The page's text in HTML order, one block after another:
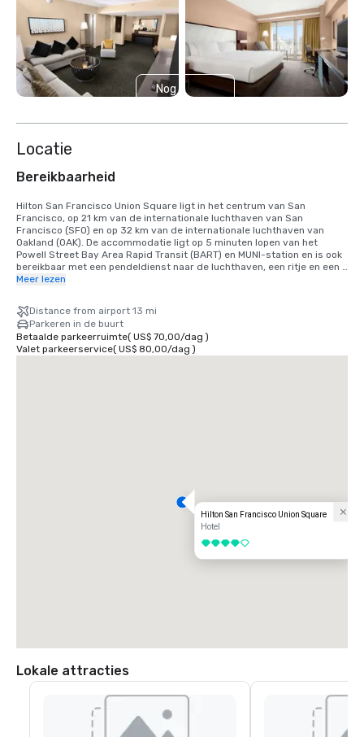
Nog 6
Locatie
Bereikbaarheid
Hilton San Francisco Union Square ligt in het centrum van San
Francisco, op 21 km van de internationale luchthaven van San
Francisco (SFO) en op 32 km van de internationale luchthaven van
Oakland (OAK). De accommodatie ligt op 5 minuten lopen van het
Powell Street Bay Area Rapid Transit (BART) en MUNI-station en is ook
bereikbaar met een pendeldienst naar de luchthaven, een ritje en een
taxi. 25 minuten met de auto naar de internationale luchthaven SFO,
Meer lezen
Distance from airport 13 mi
Parkeren in de buurt
Betaalde parkeerruimte( US$ 70,00/dag )
Valet parkeerservice( US$ 80,00/dag )
Hilton San Francisco Union Square
Hotel
4 van 5
Lokale attracties